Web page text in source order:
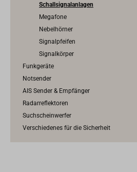
Schallsignalanlagen
Megafone
Nebelhörner
Signalpfeifen
Signalkörper
Funkgeräte
Notsender
AIS Sender & Empfänger
Radarreflektoren
Suchscheinwerfer
Verschiedenes für die Sicherheit